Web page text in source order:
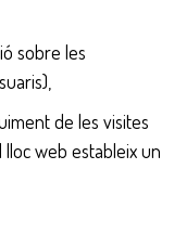
sobre les
de les visites
web estableix un